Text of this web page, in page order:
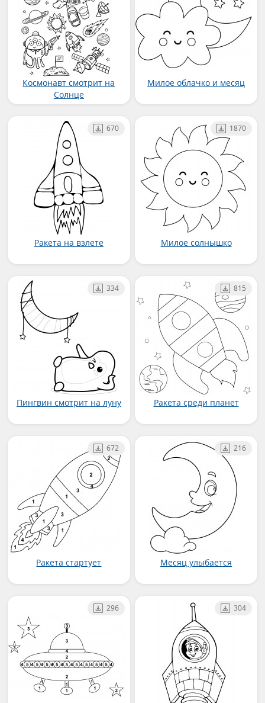
Космонавт смотрит на
Солнце
Милое облачко и месяц
Ракета на взлете
670
Милое солнышко
1870
Пингвин смотрит на луну
334
Ракета среди планет
815
Ракета стартует
672
Месяц улыбается
216
296 304